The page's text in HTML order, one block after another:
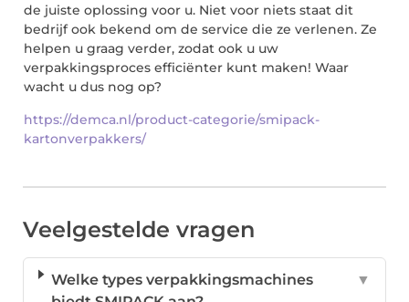
de juiste oplossing voor u. Niet voor niets staat dit
bedrijf ook bekend om de service die ze verlenen. Ze
helpen u graag verder, zodat ook u uw
verpakkingsproces efficiënter kunt maken! Waar
wacht u dus nog op?
https://demca.nl/product-categorie/smipack-
kartonverpakkers/
Veelgestelde vragen
Welke types verpakkingsmachines
▼